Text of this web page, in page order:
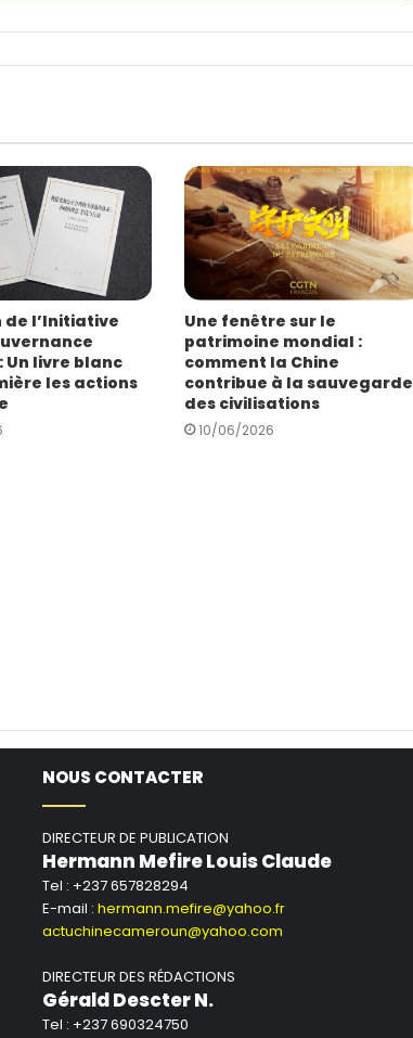
de l’Initiative
Un livre blanc
les actions
Une fenêtre sur le
patrimoine mondial :
comment la Chine
contribue à la sauvegarde
des civilisations
10/06/2026
NOUS CONTACTER
DIRECTEUR DE PUBLICATION
Hermann Mefire Louis Claude
Tel : +237 657828294
E-mail : hermann.mefire@yahoo.fr
actuchinecameroun@yahoo.com
DIRECTEUR DES RÉDACTIONS
Gérald Descter N.
Tel : +237 690324750